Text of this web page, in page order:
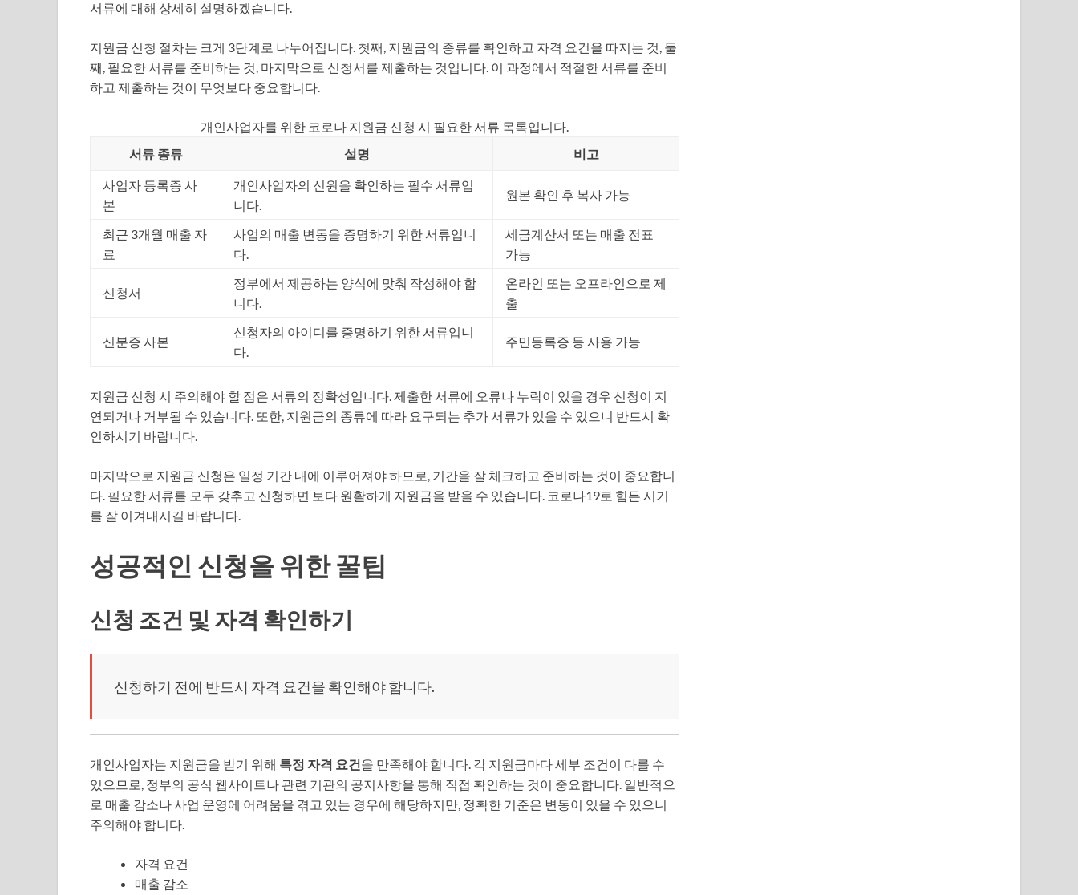
서류에 대해 상세히 설명하겠습니다.
지원금 신청 절차는 크게 3단계로 나누어집니다. 첫째, 지원금의 종류를 확인하고 자격 요건을 따지는 것, 둘
째, 필요한 서류를 준비하는 것, 마지막으로 신청서를 제출하는 것입니다. 이 과정에서 적절한 서류를 준비
하고 제출하는 것이 무엇보다 중요합니다.
개인사업자를 위한 코로나 지원금 신청 시 필요한 서류 목록입니다.
서류 종류
설명 비고
사업자 등록증 사
본
개인사업자의 신원을 확인하는 필수 서류입
니다.
원본 확인 후 복사 가능
최근 3개월 매출 자
료
사업의 매출 변동을 증명하기 위한 서류입니
다.
세금계산서 또는 매출 전표
가능
신청서
정부에서 제공하는 양식에 맞춰 작성해야 합
니다.
온라인 또는 오프라인으로 제
출
신분증 사본
신청자의 아이디를 증명하기 위한 서류입니
다.
주민등록증 등 사용 가능
지원금 신청 시 주의해야 할 점은 서류의 정확성입니다. 제출한 서류에 오류나 누락이 있을 경우 신청이 지
연되거나 거부될 수 있습니다. 또한, 지원금의 종류에 따라 요구되는 추가 서류가 있을 수 있으니 반드시 확
인하시기 바랍니다.
마지막으로 지원금 신청은 일정 기간 내에 이루어져야 하므로, 기간을 잘 체크하고 준비하는 것이 중요합니
다. 필요한 서류를 모두 갖추고 신청하면 보다 원활하게 지원금을 받을 수 있습니다. 코로나19로 힘든 시기
를 잘 이겨내시길 바랍니다.
성공적인 신청을 위한 꿀팁
신청 조건 및 자격 확인하기
신청하기 전에 반드시 자격 요건을 확인해야 합니다.
개인사업자는 지원금을 받기 위해 특정 자격 요건을 만족해야 합니다. 각 지원금마다 세부 조건이 다를 수
있으므로, 정부의 공식 웹사이트나 관련 기관의 공지사항을 통해 직접 확인하는 것이 중요합니다. 일반적으
로 매출 감소나 사업 운영에 어려움을 겪고 있는 경우에 해당하지만, 정확한 기준은 변동이 있을 수 있으니
주의해야 합니다.
자격 요건
매출 감소